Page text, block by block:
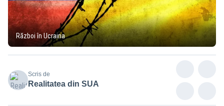
Război în Ucraina
Scris de
Realitatea din SUA